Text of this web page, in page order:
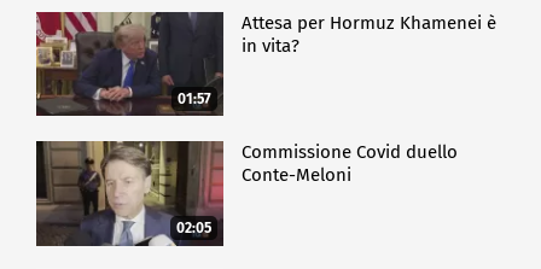
01:57
Attesa per Hormuz Khamenei è
in vita?
02:05
Commissione Covid duello
Conte-Meloni